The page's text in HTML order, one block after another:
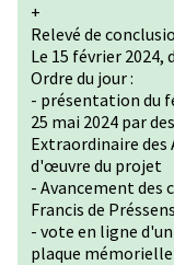
+
Relevé de
Le 15 février 2024,
Ordre du jour :
- présentation du
25 mai 2024 par
Extraordinaire
d'œuvre du projet
- Avancement des
Francis de
- vote en ligne
plaque mémorielle